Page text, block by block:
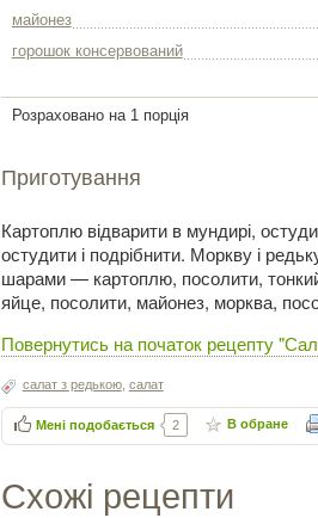
майонез
горошок консервований
Розраховано на 1 порція
Приготування
Картоплю відварити в мундирі,
остудити і подрібнити. Моркву і
шарами — картоплю, посолити,
яйце, посолити, майонез, морква,
Повернутись на початок рецепту
салат з редькою, салат
Мені подобається 2 В обране
Схожі рецепти